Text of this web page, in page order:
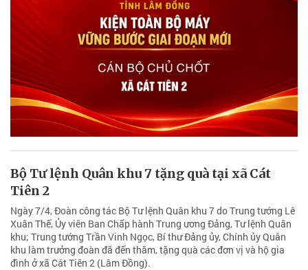
Bộ Tư lệnh Quân khu 7 tặng quà tại xã Cát
Tiên 2
Ngày 7/4, Đoàn công tác Bộ Tư lệnh Quân khu 7 do Trung tướng Lê
Xuân Thế, Ủy viên Ban Chấp hành Trung ương Đảng, Tư lệnh Quân
khu; Trung tướng Trần Vinh Ngọc, Bí thư Đảng ủy, Chính ủy Quân
khu làm trưởng đoàn đã đến thăm, tặng quà các đơn vị và hộ gia
đình ở xã Cát Tiên 2 (Lâm Đồng).